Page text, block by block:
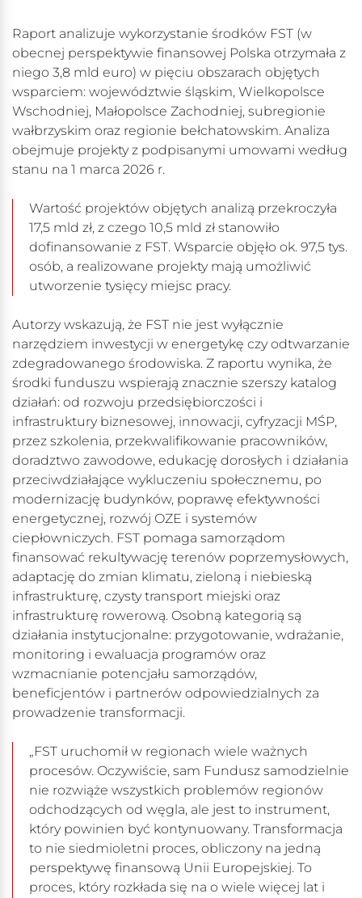
Raport analizuje wykorzystanie środków FST (w
obecnej perspektywie finansowej Polska otrzymała z
niego 3,8 mld euro) w pięciu obszarach objętych
wsparciem: województwie śląskim, Wielkopolsce
Wschodniej, Małopolsce Zachodniej, subregionie
wałbrzyskim oraz regionie bełchatowskim. Analiza
obejmuje projekty z podpisanymi umowami według
stanu na 1 marca 2026 r.
Wartość projektów objętych analizą przekroczyła
17,5 mld zł, z czego 10,5 mld zł stanowiło
dofinansowanie z FST. Wsparcie objęło ok. 97,5 tys.
osób, a realizowane projekty mają umożliwić
utworzenie tysięcy miejsc pracy.
Autorzy wskazują, że FST nie jest wyłącznie
narzędziem inwestycji w energetykę czy odtwarzanie
zdegradowanego środowiska. Z raportu wynika, że
środki funduszu wspierają znacznie szerszy katalog
działań: od rozwoju przedsiębiorczości i
infrastruktury biznesowej, innowacji, cyfryzacji MŚP,
przez szkolenia, przekwalifikowanie pracowników,
doradztwo zawodowe, edukację dorosłych i działania
przeciwdziałające wykluczeniu społecznemu, po
modernizację budynków, poprawę efektywności
energetycznej, rozwój OZE i systemów
ciepłowniczych. FST pomaga samorządom
finansować rekultywację terenów poprzemysłowych,
adaptację do zmian klimatu, zieloną i niebieską
infrastrukturę, czysty transport miejski oraz
infrastrukturę rowerową. Osobną kategorią są
działania instytucjonalne: przygotowanie, wdrażanie,
monitoring i ewaluacja programów oraz
wzmacnianie potencjału samorządów,
beneficjentów i partnerów odpowiedzialnych za
prowadzenie transformacji.
„FST uruchomił w regionach wiele ważnych
procesów. Oczywiście, sam Fundusz samodzielnie
nie rozwiąże wszystkich problemów regionów
odchodzących od węgla, ale jest to instrument,
który powinien być kontynuowany. Transformacja
to nie siedmioletni proces, obliczony na jedną
perspektywę finansową Unii Europejskiej. To
proces, który rozkłada się na o wiele więcej lat i